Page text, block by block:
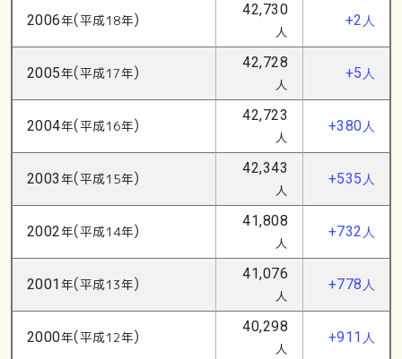
2006年(平成18年)
42,730
人
+2 人
2005年(平成17年)
42,728
人
+5 人
2004年(平成16年)
42,723
人
+380人
2003年(平成15年)
42,343
人
+535 人
2002年(平成14年)
41,808
人
+732 人
2001 年(平成13年)
41,076
人
+778 人
2000年(平成12年)
40,298
人
+911 人